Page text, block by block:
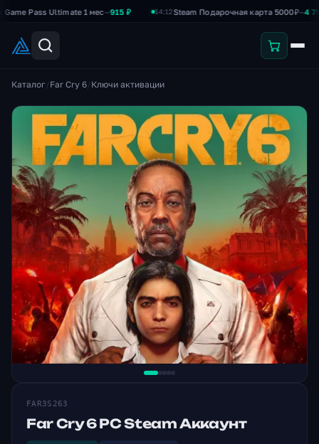
Pass Ultimate 1 мес— 915 ₽ 14:12 Steam Подарочная карта 5000₽—4 750 ₽
Каталог /Far Cry 6/Ключи активации
FAR3S263
Far Cry 6 PC Steam Аккаунт